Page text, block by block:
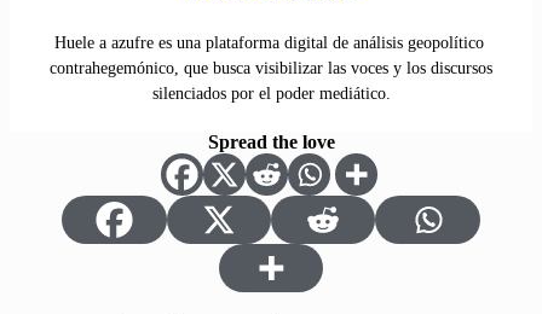
Huele a azufre es una plataforma digital de análisis geopolítico
contrahegemónico, que busca visibilizar las voces y los discursos
silenciados por el poder mediático.
Spread the love